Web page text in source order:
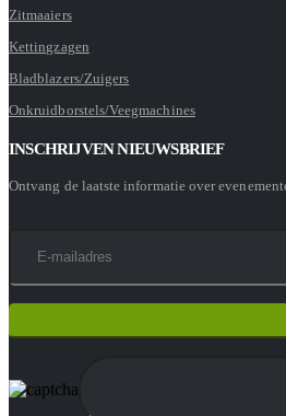
Zitmaaiers
Kettingzagen
Bladblazers/Zuigers
Onkruidborstels/Veegmachines
INSCHRIJVEN NIEUWSBRIEF
Ontvang de laatste informatie over